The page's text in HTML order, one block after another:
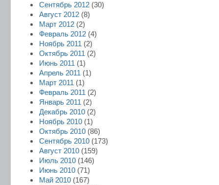
Сентябрь 2012 (30)
Август 2012 (8)
Март 2012 (2)
Февраль 2012 (4)
Ноябрь 2011 (2)
Октябрь 2011 (2)
Июнь 2011 (1)
Апрель 2011 (1)
Март 2011 (1)
Февраль 2011 (2)
Январь 2011 (2)
Декабрь 2010 (2)
Ноябрь 2010 (1)
Октябрь 2010 (86)
Сентябрь 2010 (173)
Август 2010 (159)
Июль 2010 (146)
Июнь 2010 (71)
Май 2010 (167)